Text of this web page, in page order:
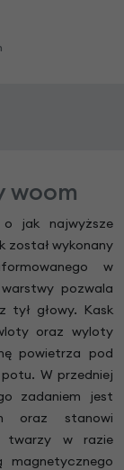
woom
jak najwyższe
został wykonany
w
pozwala
tył głowy. Kask
oraz wyloty
powietrza pod
W przedniej
zadaniem jest
oraz stanowi
twarzy w razie